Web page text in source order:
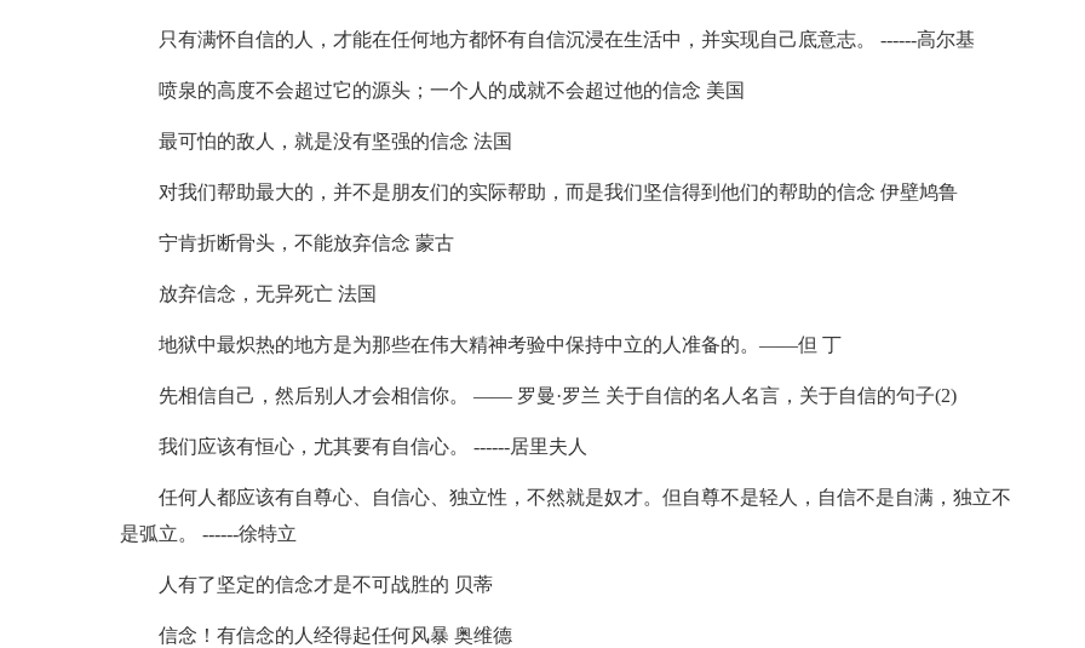
只有满怀自信的人，才能在任何地方都怀有自信沉浸在生活中，并实现自己底意志。 ------高尔基
喷泉的高度不会超过它的源头；一个人的成就不会超过他的信念 美国
最可怕的敌人，就是没有坚强的信念 法国
对我们帮助最大的，并不是朋友们的实际帮助，而是我们坚信得到他们的帮助的信念 伊壁鸠鲁
宁肯折断骨头，不能放弃信念 蒙古
放弃信念，无异死亡 法国
地狱中最炽热的地方是为那些在伟大精神考验中保持中立的人准备的。——但 丁
先相信自己，然后别人才会相信你。 —— 罗曼·罗兰 关于自信的名人名言，关于自信的句子(2)
我们应该有恒心，尤其要有自信心。 ------居里夫人
任何人都应该有自尊心、自信心、独立性，不然就是奴才。但自尊不是轻人，自信不是自满，独立不
是弧立。 ------徐特立
人有了坚定的信念才是不可战胜的 贝蒂
信念！有信念的人经得起任何风暴 奥维德